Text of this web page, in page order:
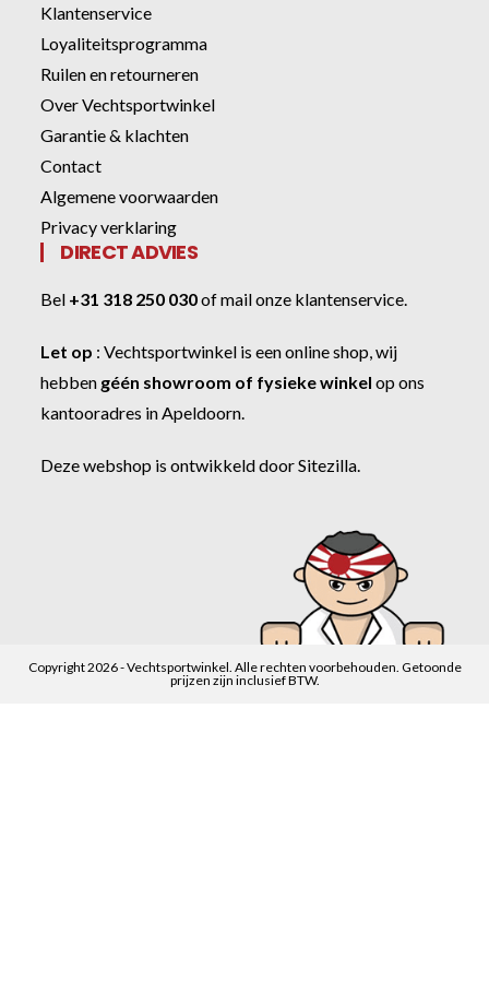
Klantenservice
Loyaliteitsprogramma
Ruilen en retourneren
Over Vechtsportwinkel
Garantie & klachten
Contact
Algemene voorwaarden
Privacy verklaring
DIRECT ADVIES
Bel +31 318 250 030ofmail onze klantenservice
Let op :Vechtsportwinkel is een online shop, wij
hebben géén showroom of fysieke winkel op ons
kantooradres in Apeldoorn.
Deze webshop is ontwikkeld doorSitezilla
Copyright 2026 - Vechtsportwinkel. Alle rechten voorbehouden. Getoonde
prijzen zijn inclusief BTW.